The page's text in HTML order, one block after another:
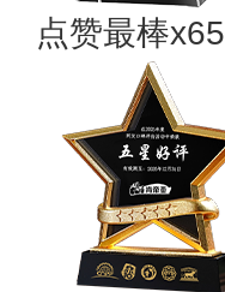
点赞最棒x65